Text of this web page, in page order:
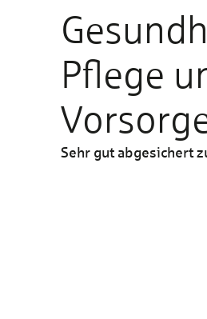
Pflege
Sehr gut abgesichert